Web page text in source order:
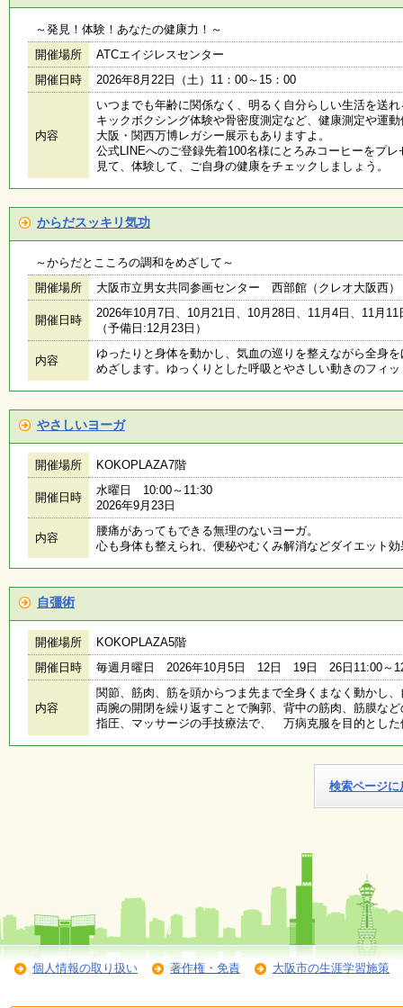
～発見！体験！あなたの健康力！～
開催場所
ATCエイジレスセンター
開催日時
2026年8月22日（土）11：00～15：00
内容
いつまでも年齢に関係なく、明るく自分らしい生活を送
キックボクシング体験や骨密度測定など、健康測定や運
大阪・関西万博レガシー展示もありますよ。
公式LINEへのご登録先着100名様にとろみコーヒーをプ
見て、体験して、ご自身の健康をチェックしましょう。
からだスッキリ気功
～からだとこころの調和をめざして～
開催場所
大阪市立男女共同参画センター 西部館（クレオ大阪西）
開催日時
2026年10月7日、10月21日、10月28日、11月4日、11
（予備日:12月23日）
内容
ゆったりと身体を動かし、気血の巡りを整えながら全身
めざします。ゆっくりとした呼吸とやさしい動きのフィ
やさしいヨーガ
開催場所 KOKOPLAZA7階
開催日時
水曜日 10:00～11:30
2026年9月23日
内容
腰痛があってもできる無理のないヨーガ。
心も身体も整えられ、便秘やむくみ解消などダイエット
自彊術
開催場所
KOKOPLAZA5階
開催日時
毎週月曜日 2026年10月5日 12日 19日 26日11:00～
内容
関節、筋肉、筋を頭からつま先まで全身くまなく動かし
両腕の開閉を繰り返すことで胸郭、背中の筋肉、筋膜な
指圧、マッサージの手技療法で、 万病克服を目的とした
検索ページに
個人情報の取り扱い 著作権・免責 大阪市の生涯学習施策